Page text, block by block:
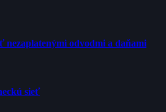
nezaplatenými odvodmi a daňami
sieť